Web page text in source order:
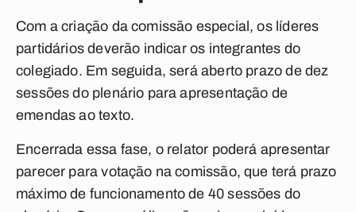
Com a criação da comissão especial, os líderes
partidários deverão indicar os integrantes do
colegiado. Em seguida, será aberto prazo de dez
sessões do plenário para apresentação de
emendas ao texto.
Encerrada essa fase, o relator poderá apresentar
parecer para votação na comissão, que terá prazo
máximo de funcionamento de 40 sessões do